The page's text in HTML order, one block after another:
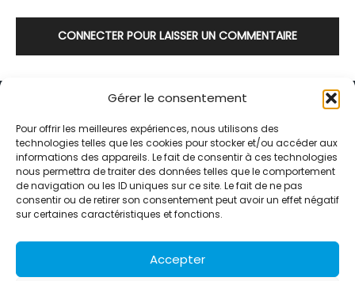
Gérer le consentement
Pour offrir les meilleures expériences, nous utilisons des
technologies telles que les cookies pour stocker et/ou accéder aux
informations des appareils. Le fait de consentir à ces technologies
nous permettra de traiter des données telles que le comportement
de navigation ou les ID uniques sur ce site. Le fait de ne pas
consentir ou de retirer son consentement peut avoir un effet négatif
sur certaines caractéristiques et fonctions.
Accepter
CONNECTER POUR LAISSER UN COMMENTAIRE
Alternative Média est une agence de relations presse et de
relations publiques basée à Grenoble. Depuis 1995, elle conçoit et
pilote des stratégies de visibilité en France et à l’international
grâce à un réseau d’agences partenaires.